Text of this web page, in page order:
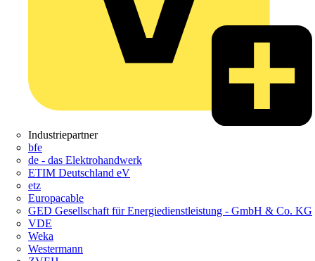
Industriepartner
bfe
de - das Elektrohandwerk
ETIM Deutschland eV
etz
Europacable
GED Gesellschaft für Energiedienstleistung - GmbH & Co. KG
VDE
Weka
Westermann